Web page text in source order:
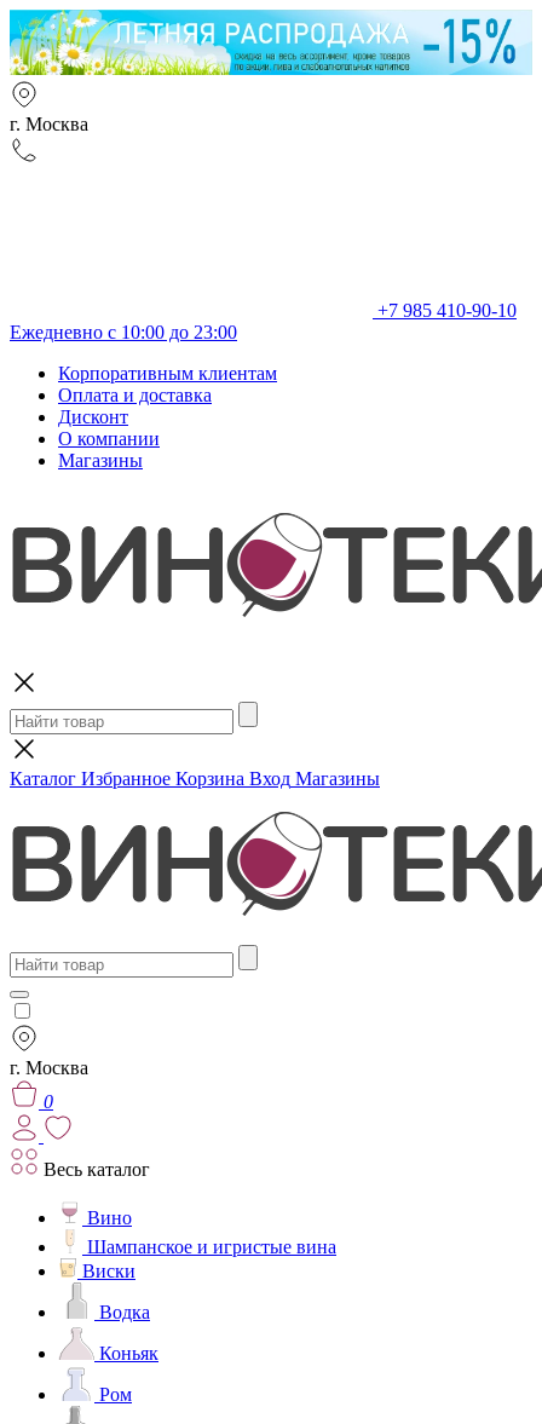
г. Москва
+7 985 410-90-10
Ежедневно с 10:00 до 23:00
Корпоративным клиентам
Оплата и доставка
Дисконт
О компании
Магазины
Каталог Избранное Корзина Вход Магазины
г. Москва
0
Весь каталог
Вино
Шампанское и игристые вина
Виски
Водка
Коньяк
Ром